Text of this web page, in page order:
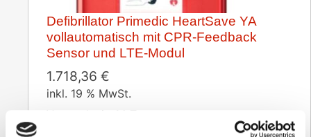
Defibrillator Primedic HeartSave YA
vollautomatisch mit CPR-Feedback
Sensor und LTE-Modul
1.718,36 €
inkl. 19 % MwSt.